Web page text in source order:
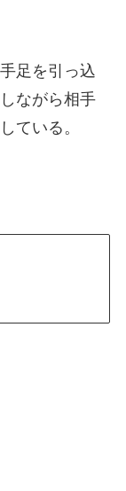
足を引っ込
ながら相手
ている。